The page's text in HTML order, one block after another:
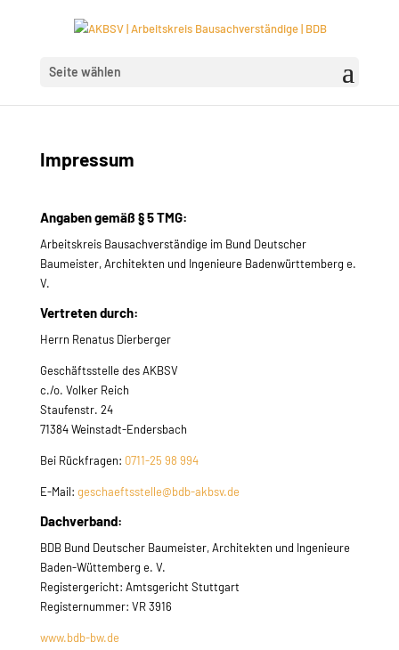
Seite wählen
Impressum
Angaben gemäß § 5 TMG:
Arbeitskreis Bausachverständige im Bund Deutscher
Baumeister, Architekten und Ingenieure Badenwürttemberg e.
V.
Vertreten durch:
Herrn Renatus Dierberger
Geschäftsstelle des AKBSV
c./o. Volker Reich
Staufenstr. 24
71384 Weinstadt-Endersbach
Bei Rückfragen: 0711-25 98 994
E-Mail: geschaeftsstelle@bdb-akbsv.de
Dachverband:
BDB Bund Deutscher Baumeister, Architekten und Ingenieure
Baden-Wüttemberg e. V.
Registergericht: Amtsgericht Stuttgart
Registernummer: VR 3916
www.bdb-bw.de